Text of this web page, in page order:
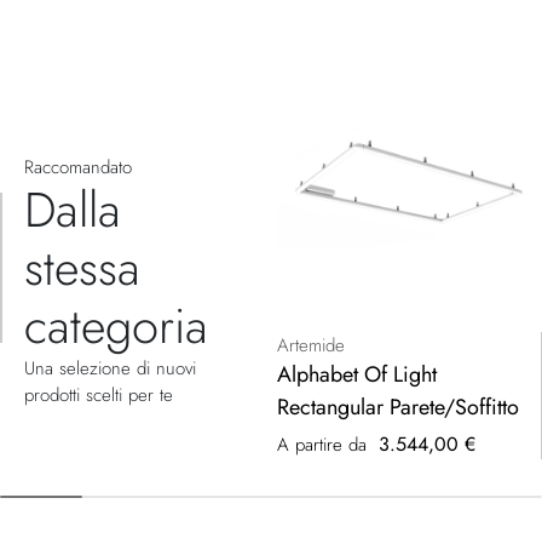
Raccomandato
Dalla
stessa
categoria
Una selezione di nuovi
prodotti scelti per te
Artemide
Alphabet Of Light
Rectangular Parete/Soffitto
A partire da 3.544,00 €